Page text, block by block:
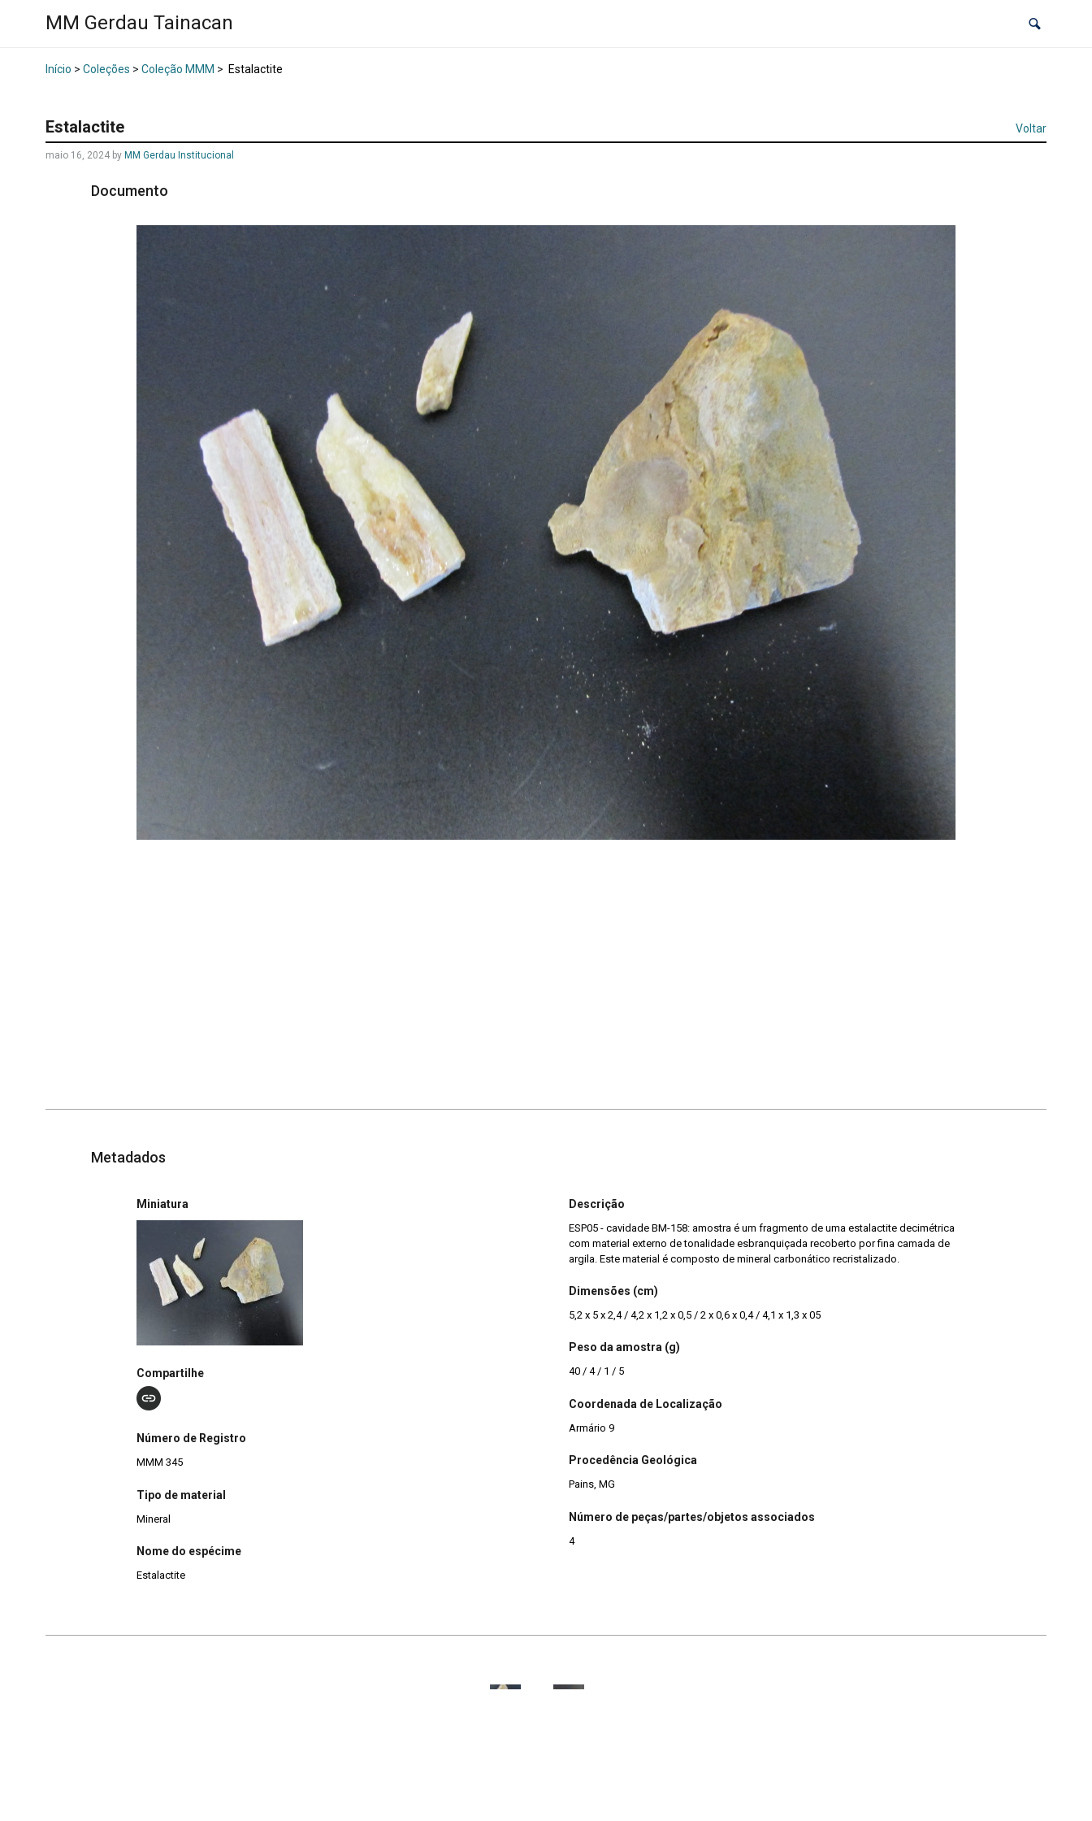
MM Gerdau Tainacan
Início > Coleções > Coleção MMM > Estalactite
Estalactite Voltar
maio 16, 2024 by MM Gerdau Institucional
Documento
Metadados
Miniatura
Compartilhe
Número de Registro
MMM 345
Tipo de material
Mineral
Nome do espécime
Estalactite
Descrição
ESP05 - cavidade BM-158: amostra é um fragmento de uma estalactite decimétrica
com material externo de tonalidade esbranquiçada recoberto por fina camada de
argila. Este material é composto de mineral carbonático recristalizado.
Dimensões (cm)
5,2 x 5 x 2,4 / 4,2 x 1,2 x 0,5 / 2 x 0,6 x 0,4 / 4,1 x 1,3 x 05
Peso da amostra (g)
40 / 4 / 1 / 5
Coordenada de Localização
Armário 9
Procedência Geológica
Pains, MG
Número de peças/partes/objetos associados
4